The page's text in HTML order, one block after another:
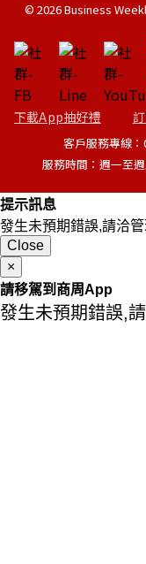
© 2026 Business
下載App抽好禮
客戶服務專線
服務時間：週一至
提示訊息
發生未預期錯誤,請洽管
Close
×
請移駕到商周App
發生未預期錯誤,